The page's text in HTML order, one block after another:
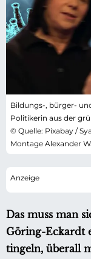
Bildungs-, bürger-
Politikerin aus der
© Quelle: Pixabay /
Montage Alexander
Das muss man
Göring-Eckardt
tingeln, überall